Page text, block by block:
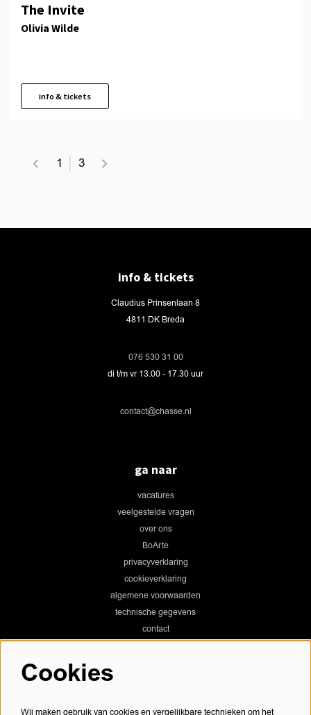
The Invite
Olivia Wilde
info & tickets
1 3
info & tickets
Claudius Prinsenlaan 8
4811 DK Breda
076 530 31 00
di t/m vr 13.00 - 17.30 uur
contact@chasse.nl
ga naar
vacatures
veelgestelde vragen
over ons
BoArte
privacyverklaring
cookieverklaring
algemene voorwaarden
technische gegevens
contact
Cookies
Wij maken gebruik van cookies en vergelijkbare technieken om het